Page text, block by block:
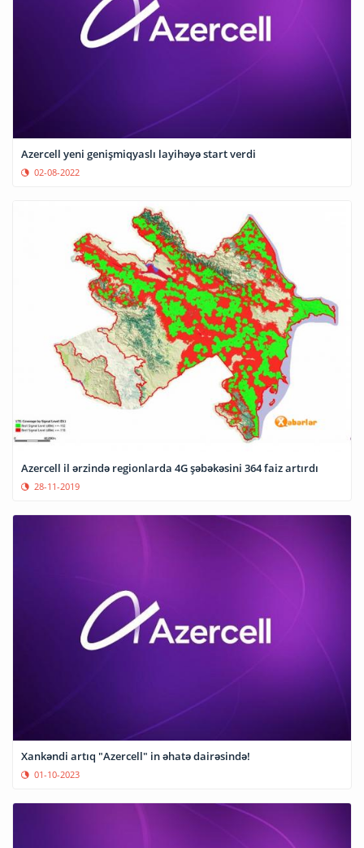
Azercell yeni genişmiqyaslı layihəyə start verdi
02-08-2022
Azercell il ərzində regionlarda 4G şəbəkəsini 364 faiz artırdı
28-11-2019
Xankəndi artıq "Azercell" in əhatə dairəsində!
01-10-2023